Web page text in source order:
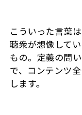
こういった言葉
聴衆が想像して
もの。定義の問
で、コンテンツ
します。